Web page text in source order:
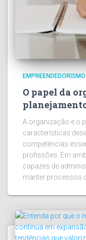
O papel da
A organização e o
características
competências
profissões. Em
capazes de
manter processos